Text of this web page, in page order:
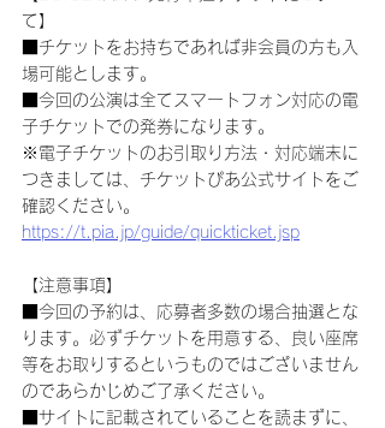
て】
■チケットをお持ちであれば非会員の方も入
場可能とします。
■今回の公演は全てスマートフォン対応の電
子チケットでの発券になります。
※電子チケットのお引取り方法・対応端末に
つきましては、チケットぴあ公式サイトをご
確認ください。
https://t.pia.jp/guide/quickticket.jsp
【注意事項】
■今回の予約は、応募者多数の場合抽選とな
ります。必ずチケットを用意する、良い座席
等をお取りするというものではございません
のであらかじめご了承ください。
■サイトに記載されていることを読まずに、